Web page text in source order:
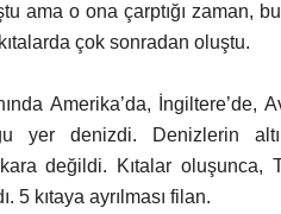
ama o ona çarptığı zaman,
çok sonradan oluştu.
Amerika’da, İngiltere’de,
yer denizdi. Denizlerin
değildi. Kıtalar oluşunca,
5 kıtaya ayrılması filan.